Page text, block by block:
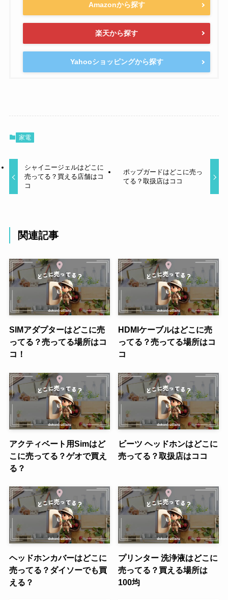
Amazonから探す
楽天から探す
Yahooショッピングから探す
家電
シャイニージェルはどこに
売ってる？買える店舗はコ
コ
ポップガードはどこに売っ
てる？取扱店はココ
関連記事
SIMアダプターはどこに売
ってる？売ってる場所はコ
コ！
HDMIケーブルはどこに売
ってる？売ってる場所はコ
コ
アクティベート用Simはど
こに売ってる？ゲオで買え
る？
ビーツ ヘッドホンはどこに
売ってる？取扱店はココ
ヘッドホンカバーはどこに
売ってる？ダイソーでも買
える？
プリンター 洗浄液はどこに
売ってる？買える場所は
100均